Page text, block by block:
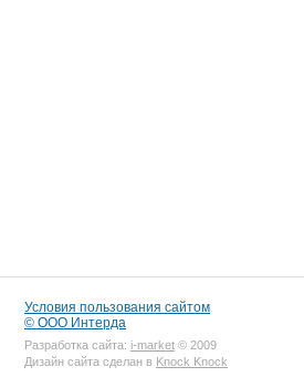
Условия пользования сайтом
© ООО Интерда
Разработка сайта: i-market © 2009
Дизайн сайта сделан в Knock Knock